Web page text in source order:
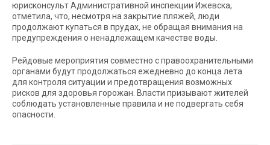
юрисконсульт Административной инспекции Ижевска,
отметила, что, несмотря на закрытие пляжей, люди
продолжают купаться в прудах, не обращая внимания на
предупреждения о ненадлежащем качестве воды.
Рейдовые мероприятия совместно с правоохранительными
органами будут продолжаться ежедневно до конца лета
для контроля ситуации и предотвращения возможных
рисков для здоровья горожан. Власти призывают жителей
соблюдать установленные правила и не подвергать себя
опасности.